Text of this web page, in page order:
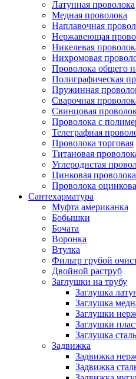
Латунная проволока
Медная проволока
Наплавочная
Нержавеющая
Никелевая
Нихромовая
Проволока общего
Полиграфическая
Пружинная
Сварочная
Свинцовая
Проволока с
Телеграфная
Проволока торговая
Титановая
Углеродистая
Цинковая проволока
Проволока
Сантехарматура
Муфта американка
Бобышки
Бочата
Воронка
Втулка
Фильтр грубой
Двойной раструб
Заглушки на трубу
Заглушка
Заглушка
Заглушки
Заглушки
Заглушка
Задвижка
Задвижка
Задвижка